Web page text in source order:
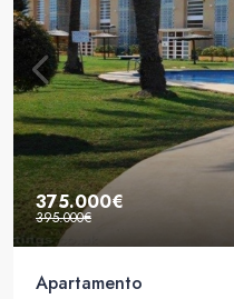
375.000€
395.000€
Apartamento